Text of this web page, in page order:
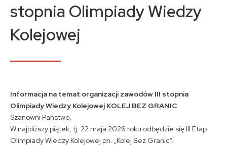
stopnia Olimpiady Wiedzy
Kolejowej
Informacja na temat organizacji zawodów III stopnia
Olimpiady Wiedzy Kolejowej KOLEJ BEZ GRANIC
Szanowni Państwo,
W najbliższy piątek, tj. 22 maja 2026 roku odbędzie się III Etap
Olimpiady Wiedzy Kolejowej pn. „Kolej Bez Granic”.